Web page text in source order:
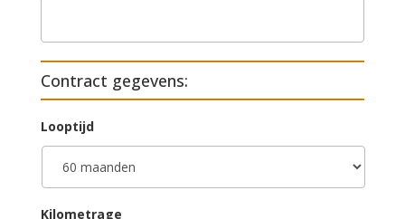
Contract gegevens:
Looptijd
Kilometrage